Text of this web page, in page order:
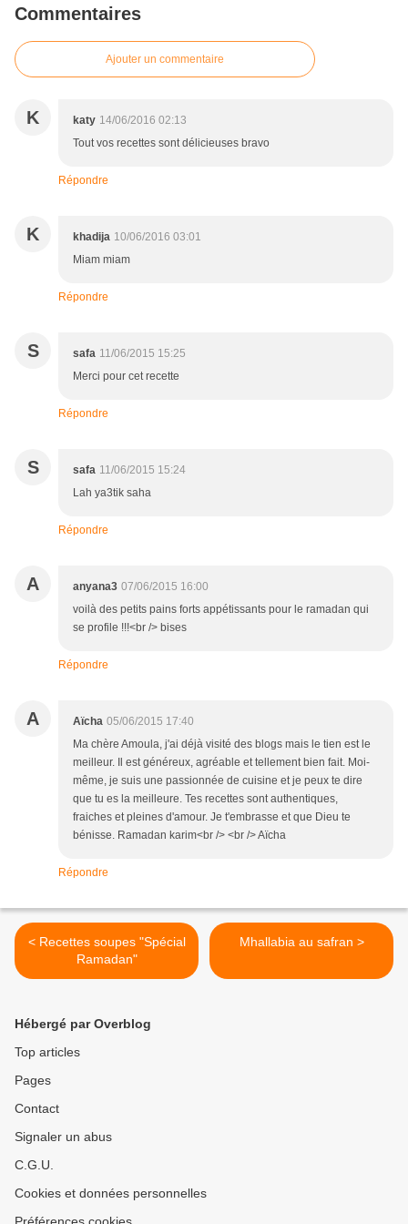
Commentaires
Ajouter un commentaire
K katy 14/06/2016 02:13
Tout vos recettes sont délicieuses bravo
Répondre
K khadija 10/06/2016 03:01
Miam miam
Répondre
S safa 11/06/2015 15:25
Merci pour cet recette
Répondre
S safa 11/06/2015 15:24
Lah ya3tik saha
Répondre
A anyana3 07/06/2015 16:00
voilà des petits pains forts appétissants pour le ramadan qui
se profile !!!<br /> bises
Répondre
A Aïcha 05/06/2015 17:40
Ma chère Amoula, j'ai déjà visité des blogs mais le tien est le
meilleur. Il est généreux, agréable et tellement bien fait. Moi-
même, je suis une passionnée de cuisine et je peux te dire
que tu es la meilleure. Tes recettes sont authentiques,
fraiches et pleines d'amour. Je t'embrasse et que Dieu te
bénisse. Ramadan karim<br /> <br /> Aïcha
Répondre
< Recettes soupes "Spécial
Ramadan"
Mhallabia au safran >
Hébergé par Overblog
Top articles
Pages
Contact
Signaler un abus
C.G.U.
Cookies et données personnelles